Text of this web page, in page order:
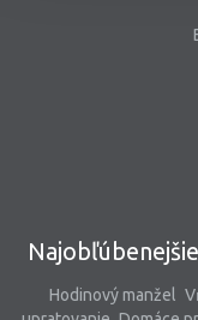
Hodinový manžel